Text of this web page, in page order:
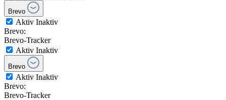
Brevo
Aktiv Inaktiv
Brevo:
Brevo-Tracker
Aktiv Inaktiv
Brevo
Aktiv Inaktiv
Brevo:
Brevo-Tracker